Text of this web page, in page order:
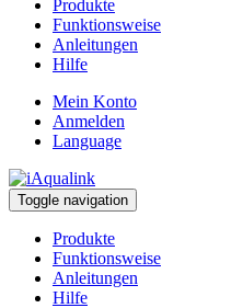
Produkte
Funktionsweise
Anleitungen
Hilfe
Mein Konto
Anmelden
Language
Toggle navigation
Produkte
Funktionsweise
Anleitungen
Hilfe